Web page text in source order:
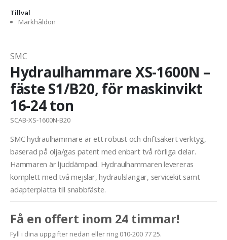
Tillval
Markhåldon
SMC
Hydraulhammare XS-1600N –
fäste S1/B20, för maskinvikt
16-24 ton
SCAB-XS-1600N-B20
SMC hydraulhammare är ett robust och driftsäkert verktyg,
baserad på olja/gas patent med enbart två rörliga delar.
Hammaren är ljuddämpad. Hydraulhammaren levereras
komplett med två mejslar, hydraulslangar, servicekit samt
adapterplatta till snabbfäste.
Få en offert inom 24 timmar!
Fyll i dina uppgifter nedan eller ring 010-200 77 25.